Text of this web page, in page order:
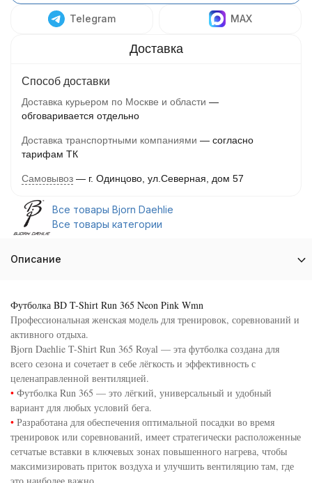
Telegram MAX
Способ доставки
Доставка курьером по Москве и области
обговаривается отдельно
Доставка транспортными компаниями
согласно
тарифам ТК
Самовывоз г. Одинцово, ул.Северная, дом 57
Все товары Bjorn Daehlie
Все товары категории
Описание
Футболка BD T-Shirt Run 365 Neon Pink Wmn
Профессиональная женская модель для тренировок, соревнований и
активного отдыха.
Bjorn Daehlie T-Shirt Run 365 Royal — эта футболка создана для
всего сезона и сочетает в себе лёгкость и эффективность с
целенаправленной вентиляцией.
• Футболка Run 365 — это лёгкий, универсальный и удобный
вариант для любых условий бега.
• Разработана для обеспечения оптимальной посадки во время
тренировок или соревнований, имеет стратегически расположенные
сетчатые вставки в ключевых зонах повышенного нагрева, чтобы
максимизировать приток воздуха и улучшить вентиляцию там, где